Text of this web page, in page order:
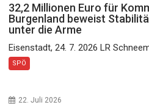
32,2 Millionen Euro für
Burgenland beweist
unter die Arme
Eisenstadt, 24. 7. 2026 LR
SPÖ
22. Juli 2026